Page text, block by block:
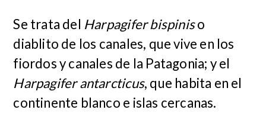
Se trata del Harpagifer bispiniso
diablito de los canales, que vive en los
fiordos y canales de la Patagonia; y el
Harpagifer antarcticus, que habita en el
continente blanco e islas cercanas.